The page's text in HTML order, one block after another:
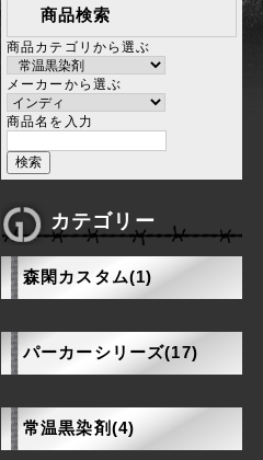
商品検索
商品カテゴリから選ぶ
メーカーから選ぶ
商品名を入力
カテゴリー
森閑カスタム(1)
パーカーシリーズ(17)
常温黒染剤(4)